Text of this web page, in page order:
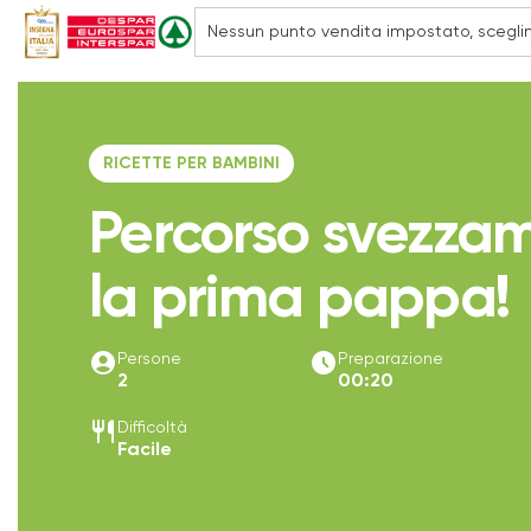
RICETTE PER BAMBINI
Percorso
la prima pappa!
account_circle Persone
2
access_time_filled Preparazione
00:20
restaurant Difficoltà
Facile